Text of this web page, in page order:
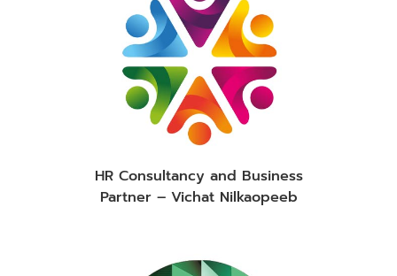
HR Consultancy and Business
Partner – Vichat Nilkaopeeb